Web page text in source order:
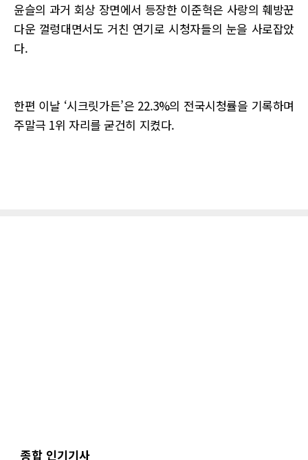
윤슬의 과거 회상 장면에서 등장한 이준혁은 사랑의 훼방꾼
다운 껄렁대면서도 거친 연기로 시청자들의 눈을 사로잡았
다.
한편 이날 ‘시크릿가든’은 22.3%의 전국시청률을 기록하며
주말극 1위 자리를 굳건히 지켰다.
종합 인기기사